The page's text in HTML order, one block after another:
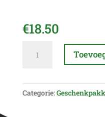
€18.50
Borrelpakket
aantal
Categorie: